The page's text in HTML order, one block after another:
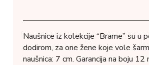
Naušnice iz kolekcije “Brame” su
dodirom, za one žene koje vole
naušnica: 7 cm. Garancija na boju 12